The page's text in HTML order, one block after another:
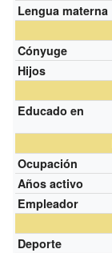
Lengua materna
Cónyuge
Hijos
Educado en
Ocupación
Años activo
Empleador
Deporte